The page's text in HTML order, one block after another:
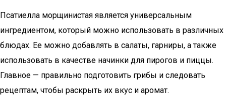
Псатиелла морщинистая является универсальным
ингредиентом, который можно использовать в различных
блюдах. Ее можно добавлять в салаты, гарниры, а также
использовать в качестве начинки для пирогов и пиццы.
Главное — правильно подготовить грибы и следовать
рецептам, чтобы раскрыть их вкус и аромат.